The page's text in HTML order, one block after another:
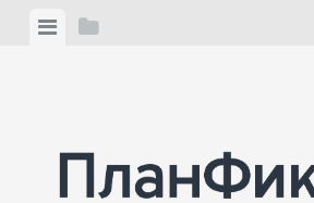
ViewView